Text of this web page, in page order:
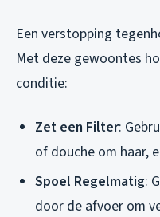
Een verstopping
Met deze gewoontes
conditie:
Zet een Filter:
of douche om haar,
Spoel Regelmatig:
door de afvoer om